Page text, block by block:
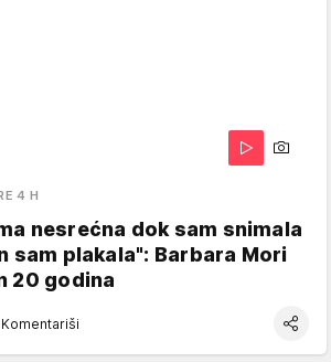
4 H
nesrećna dok sam snimala
sam plakala": Barbara Mori
20 godina
Komentariši